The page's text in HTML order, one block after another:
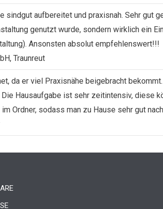
sindgut aufbereitet und praxisnah. Sehr gut
genutzt wurde, sondern wirklich ein
Ansonsten absolut empfehlenswert!!!
Traunreut
da er viel Praxisnähe beigebracht
Hausaufgabe ist sehr zeitintensiv, diese
Ordner, sodass man zu Hause sehr gut